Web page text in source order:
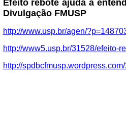
Efeito rebote ajuda a
Divulgação FMUSP
http://www.usp.br/agen/
http://www5.usp.br/31528/efeito-
http://